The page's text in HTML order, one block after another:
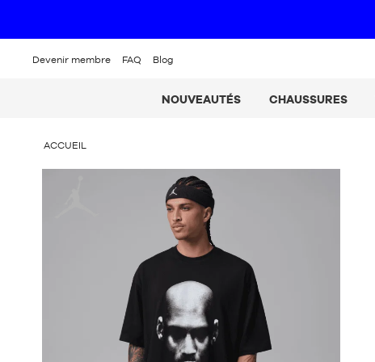
Devenir membre FAQ Blog
NOUVEAUTÉS CHAUSSURES
VOUS
ACCUEIL